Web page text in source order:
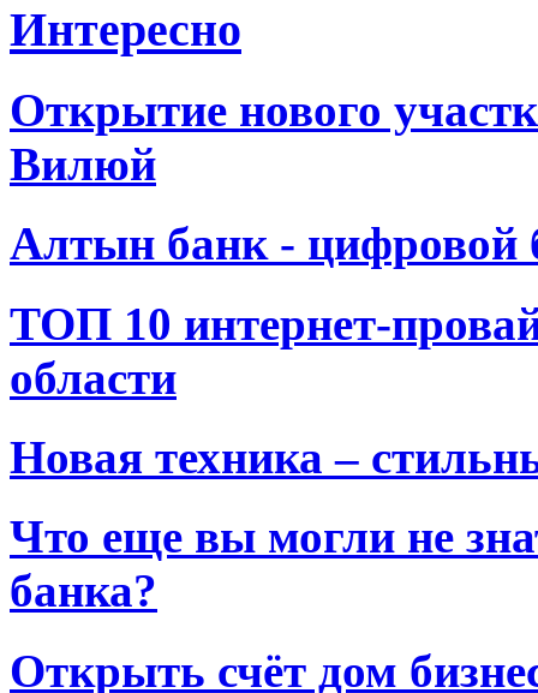
Интересно
Открытие нового
Вилюй
Алтын банк - цифровой
ТОП 10 интернет-
области
Новая техника –
Что еще вы могли не
банка?
Открыть счёт дом